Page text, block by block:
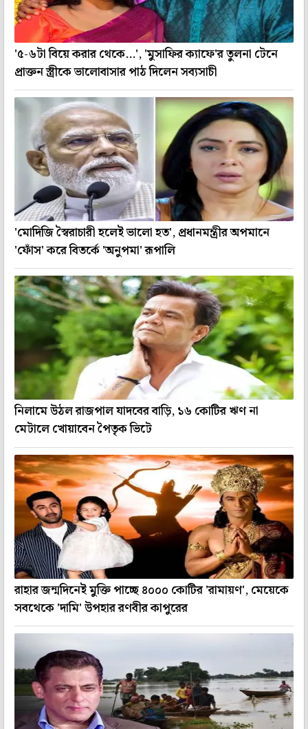
'৫-৬টা বিয়ে করার থেকে...', 'মুসাফির ক্যাফে'র তুলনা টেনে
প্রাক্তন স্ত্রীকে ভালোবাসার পাঠ দিলেন সব্যসাচী
'মোদিজি স্বৈরাচারী হলেই ভালো হত', প্রধানমন্ত্রীর অপমানে
'ফোঁস' করে বিতর্কে 'অনুপমা' রূপালি
নিলামে উঠল রাজপাল যাদবের বাড়ি, ১৬ কোটির ঋণ না
মেটালে খোয়াবেন পৈতৃক ভিটে
রাহার জন্মদিনেই মুক্তি পাচ্ছে ৪০০০ কোটির 'রামায়ণ', মেয়েকে
সবথেকে 'দামি' উপহার রণবীর কাপুরের